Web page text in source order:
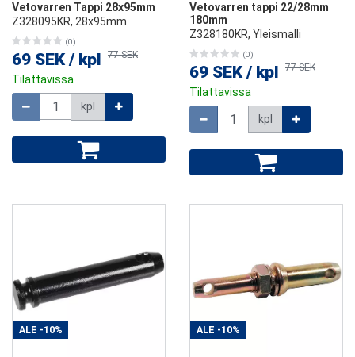
Vetovarren Tappi 28x95mm
Z328095KR, 28x95mm
(0)
69 SEK / kpl 77 SEK
Tilattavissa
kpl
Vetovarren tappi 22/28mm
180mm
Z328180KR, Yleismalli
(0)
69 SEK / kpl 77 SEK
Tilattavissa
kpl
ALE -10% ALE -10%